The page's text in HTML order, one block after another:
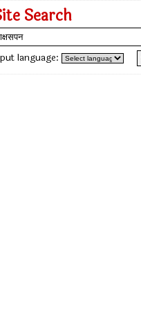
Search
language: